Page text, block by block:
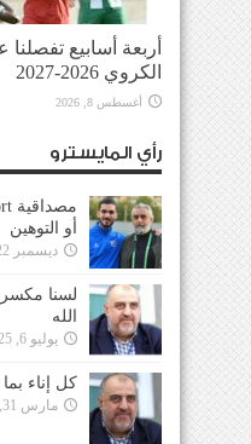
أربعة أسابيع
الكروي 2026-2027
أغسطس 8, 2026
رأي المايسترو
أو التوهين
ديسمبر 22, 2025
لسنا
الله
يوليو 6, 2025
كل إناء
مارس 31, 2025